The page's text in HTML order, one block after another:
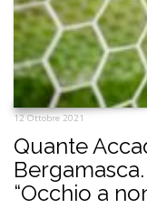
12 Ottobre 2021
Quante
“Occhio a